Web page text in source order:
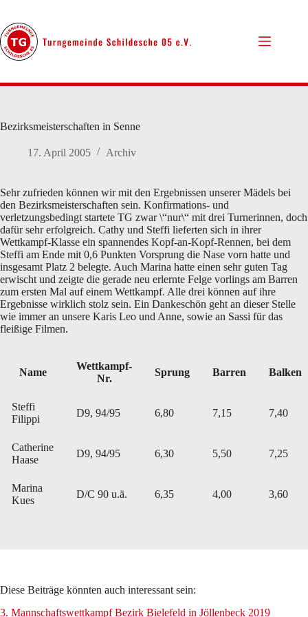
springen
Bezirksmeisterschaften in Senne
17. April 2005 Archiv
Sehr zufrieden können wir mit den Ergebnissen unserer Mädels bei
den Bezirksmeisterschaften sein. Konfirmations- und
verletzungsbedingt startete TG zwar \“nur\“ mit drei Turnerinnen, doch
dafür sehr erfolgreich. Cathy und Steffi lieferten sich in ihrer
Wettkampf-Klasse ein spannendes Kopf-an-Kopf-Rennen, bei dem
Steffi am Ende mit 0,6 Punkten Vorsprung die Nase vorn hatte und
insgesamt Platz 2 belegte. Auch Marina hatte einen sehr guten Tag
erwischt und zeigte die gerade neu erlernte Felge vorlings am Barren
zum ersten Mal auf einem Wettkampf. Alle drei können auf ihre
Ergebnisse wirklich stolz sein. Ein Dankeschön geht an dieser Stelle
wie immer an unsere Karis Leo und Anne, sowie an Sassi für das
fleißige Filmen.
Name
Wettkampf-
Nr.
Sprung Barren Balken
Steffi
Filippi
D9, 94/95 6,80 7,15 7,40
Catherine
Haase
D9, 94/95 6,30 5,50 7,25
Marina
Kues
D/C 90 u.ä. 6,35 4,00 3,60
Diese Beiträge könnten auch interessant sein:
3. Mannschaftswettkampf Bezirk Bielefeld in Jöllenbeck 2019